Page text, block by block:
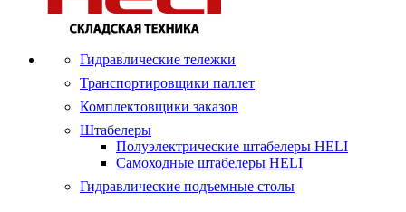
Гидравлические тележки
Транспортировщики паллет
Комплектовщики заказов
Штабелеры
Полуэлектрические штабелеры HELI
Самоходные штабелеры HELI
Гидравлические подъемные столы